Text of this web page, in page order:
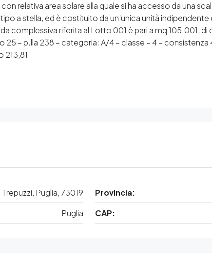
relativa area solare alla quale si ha accesso da una
a stella, ed è costituito da un’unica unità
complessiva riferita al Lotto 001 è pari a mq 105.001, di
– p.lla 238 – categoria: A/4 – classe – 4 – consistenza
213,81
Puglia, 73019 Provincia:
Puglia CAP: